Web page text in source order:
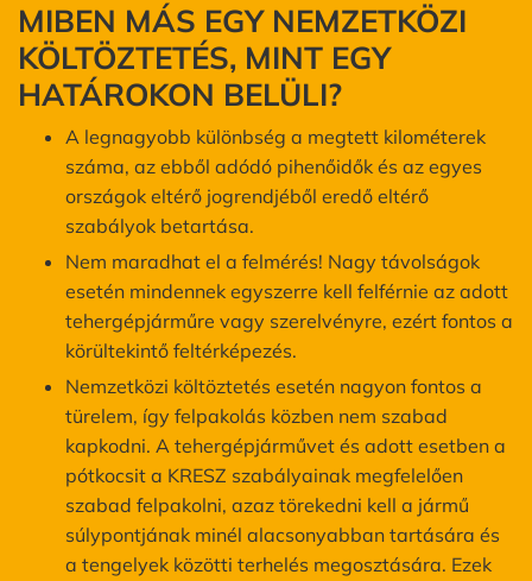
MIBEN MÁS EGY NEMZETKÖZI
KÖLTÖZTETÉS, MINT EGY
HATÁROKON BELÜLI?
A legnagyobb különbség a megtett kilométerek
száma, az ebből adódó pihenőidők és az egyes
országok eltérő jogrendjéből eredő eltérő
szabályok betartása.
Nem maradhat el a felmérés! Nagy távolságok
esetén mindennek egyszerre kell felférnie az adott
tehergépjárműre vagy szerelvényre, ezért fontos a
körültekintő feltérképezés.
Nemzetközi költöztetés esetén nagyon fontos a
türelem, így felpakolás közben nem szabad
kapkodni. A tehergépjárművet és adott esetben a
pótkocsit a KRESZ szabályainak megfelelően
szabad felpakolni, azaz törekedni kell a jármű
súlypontjának minél alacsonyabban tartására és
a tengelyek közötti terhelés megosztására. Ezek